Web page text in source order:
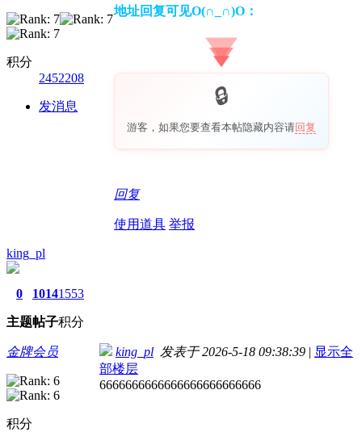
积分
2452208
发消息
地址回复可见O(∩_∩)O：
游客，如果您要查看本帖隐藏内容请回复
回复
使用道具 举报
king_pl
0
主题
1014
帖子
1553
积分
金牌会员
积分
king_pl 发表于 2026-5-18 09:38:39 | 显示全
部楼层
6666666666666666666666666